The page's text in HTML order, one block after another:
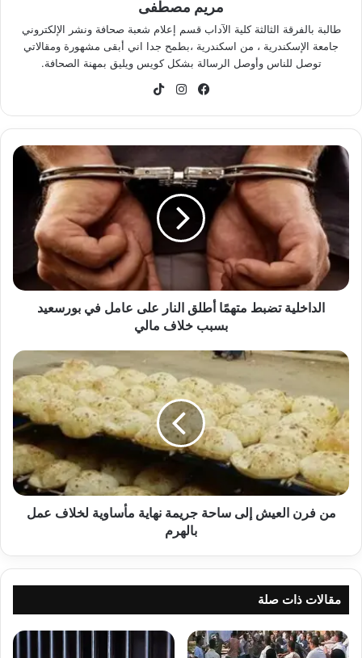
مريم مصطفى
طالبة بالفرقة الثالثة كلية الآداب قسم إعلام شعبة صحافة ونشر الإلكتروني
جامعة الإسكندرية ، من اسكندرية ،بطمح جدا اني أبقى مشهورة ومقالاتي
توصل للناس وأوصل الرسالة بشكل كويس ويليق بمهنة الصحافة.
فيسبوكانستقرام
الداخلية
تضبط
أطلق
على
عامل
في
بورسعيد
بسببالداخلية تضبط متهمًا أطلق النار على عامل في بورسعيد
بسبب خلاف مالي
من
فرن
إلى
ساحة
جريمة
نهاية
مأساوية
لخلاف
عملمن فرن العيش إلى ساحة جريمة نهاية مأساوية لخلاف عمل
بالهرم
مقالات ذات صلة